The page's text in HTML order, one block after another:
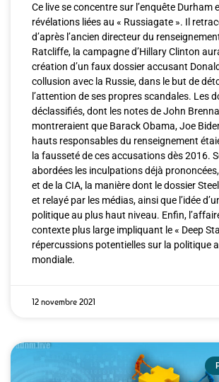
Ce live se concentre sur l’enquête Durham
révélations liées au « Russiagate ». Il
d’après l’ancien directeur du
Ratcliffe, la campagne d’Hillary Clinton
création d’un faux dossier accusant
collusion avec la Russie, dans le but de
l’attention de ses propres scandales. Les
déclassifiés, dont les notes de John
montreraient que Barack Obama, Joe
hauts responsables du renseignement
la fausseté de ces accusations dès 2016.
abordées les inculpations déjà
et de la CIA, la manière dont le dossier
et relayé par les médias, ainsi que l’idée
politique au plus haut niveau. Enfin,
contexte plus large impliquant le « Deep
répercussions potentielles sur la politique
mondiale.
12 novembre 2021